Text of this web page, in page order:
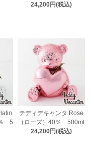
24,200円(税込)
5
テディデキャンタ Rose
（ローズ）40％ 500ml
24,200円(税込)